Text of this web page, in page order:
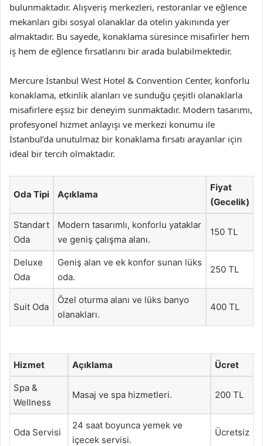
bulunmaktadır. Alışveriş merkezleri, restoranlar ve eğlence
mekanları gibi sosyal olanaklar da otelin yakınında yer
almaktadır. Bu sayede, konaklama süresince misafirler hem
iş hem de eğlence fırsatlarını bir arada bulabilmektedir.
Mercure İstanbul West Hotel & Convention Center, konforlu
konaklama, etkinlik alanları ve sunduğu çeşitli olanaklarla
misafirlere eşsiz bir deneyim sunmaktadır. Modern tasarımı,
profesyonel hizmet anlayışı ve merkezi konumu ile
İstanbul’da unutulmaz bir konaklama fırsatı arayanlar için
ideal bir tercih olmaktadır.
Oda Tipi Açıklama
Fiyat
(Gecelik)
Standart
Oda
Modern tasarımlı, konforlu yataklar
ve geniş çalışma alanı.
150 TL
Deluxe
Oda
Geniş alan ve ek konfor sunan lüks
oda.
250 TL
Suit Oda
Özel oturma alanı ve lüks banyo
olanakları.
400 TL
Hizmet Açıklama Ücret
Spa &
Wellness
Masaj ve spa hizmetleri. 200 TL
Oda Servisi
24 saat boyunca yemek ve
içecek servisi.
Ücretsiz